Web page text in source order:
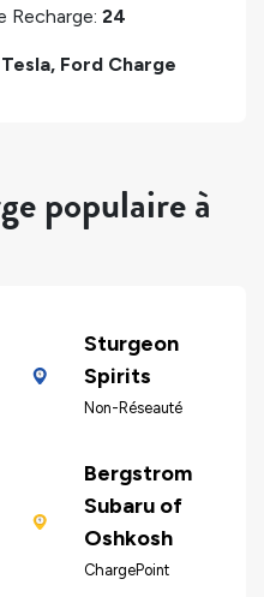
Recharge: 24
Ford Charge
populaire à
Sturgeon
Spirits
Non-Réseauté
Bergstrom
Subaru of
Oshkosh
ChargePoint